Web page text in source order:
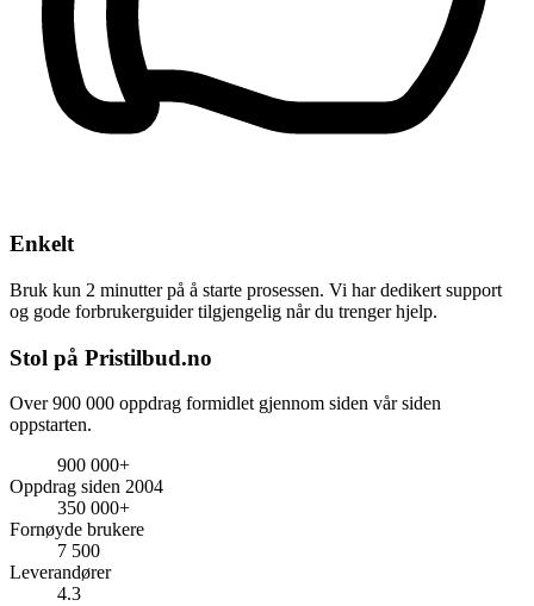
Enkelt
Bruk kun 2 minutter på å starte prosessen. Vi har dedikert support
og gode forbrukerguider tilgjengelig når du trenger hjelp.
Stol på Pristilbud.no
Over 900 000 oppdrag formidlet gjennom siden vår siden
oppstarten.
900 000+
Oppdrag siden 2004
350 000+
Fornøyde brukere
7 500
Leverandører
4.3